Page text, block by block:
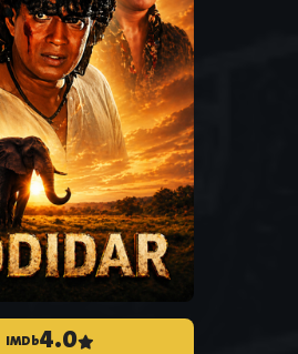
4.0
IMDb